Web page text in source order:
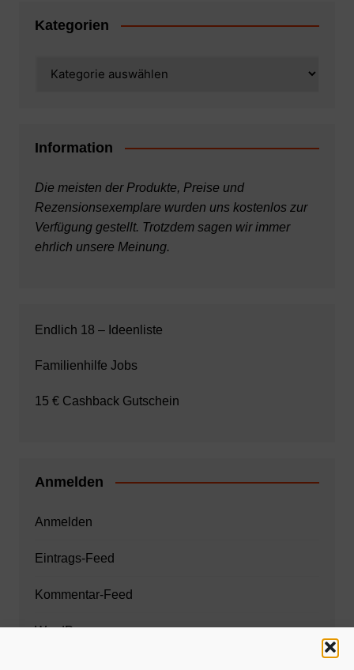
Kategorien
Information
Die meisten der Produkte, Preise und
Rezensionsexemplare wurden uns kostenlos zur
Verfügung gestellt. Trotzdem sagen wir immer
ehrlich unsere Meinung.
Endlich 18 – Ideenliste
Familienhilfe Jobs
15 € Cashback Gutschein
Anmelden
Anmelden
Eintrags-Feed
Kommentar-Feed
WordPress.org